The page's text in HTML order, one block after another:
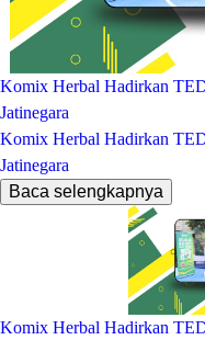
Komix Herbal Hadirkan
Jatinegara
Komix Herbal Hadirkan
Jatinegara
Baca selengkapnya
Komix Herbal Hadirkan